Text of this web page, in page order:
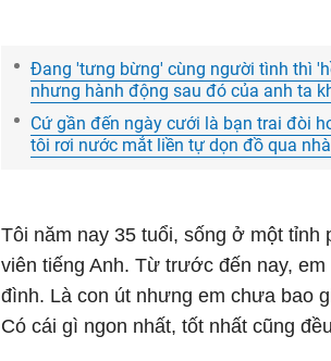
Đang 'tưng bừng' cùng người tình thì
nhưng hành động sau đó của anh ta
Cứ gần đến ngày cưới là bạn trai đòi
tôi rơi nước mắt liền tự dọn đồ qua
Tôi năm nay 35 tuổi, sống ở một tỉnh
viên tiếng Anh. Từ trước đến nay,
đình. Là con út nhưng em chưa bao
Có cái gì ngon nhất, tốt nhất cũng